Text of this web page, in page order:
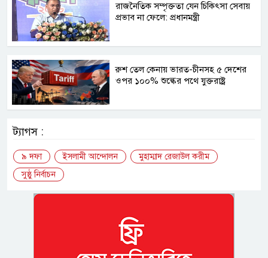
রাজনৈতিক সম্পৃক্ততা যেন চিকিৎসা সেবায়
প্রভাব না ফেলে: প্রধানমন্ত্রী
রুশ তেল কেনায় ভারত-চীনসহ ৫ দেশের
ওপর ১০০% শুল্কের পথে যুক্তরাষ্ট্র
ট্যাগস :
৯ দফা ইসলামী আন্দোলন
মুহাম্মাদ রেজাউল করীম
সুষ্ঠু নির্বাচন